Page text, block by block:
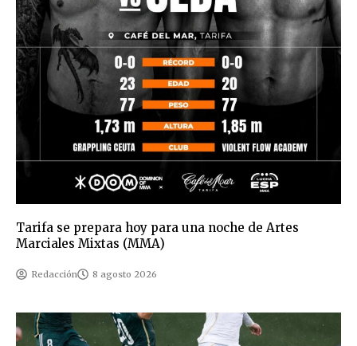
Tarifa se prepara hoy para una noche de Artes
Marciales Mixtas (MMA)
Redacción 8 agosto 2026